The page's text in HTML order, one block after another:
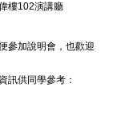
樓102演講廳
參加說明會， 也歡迎
訊供同學參考：